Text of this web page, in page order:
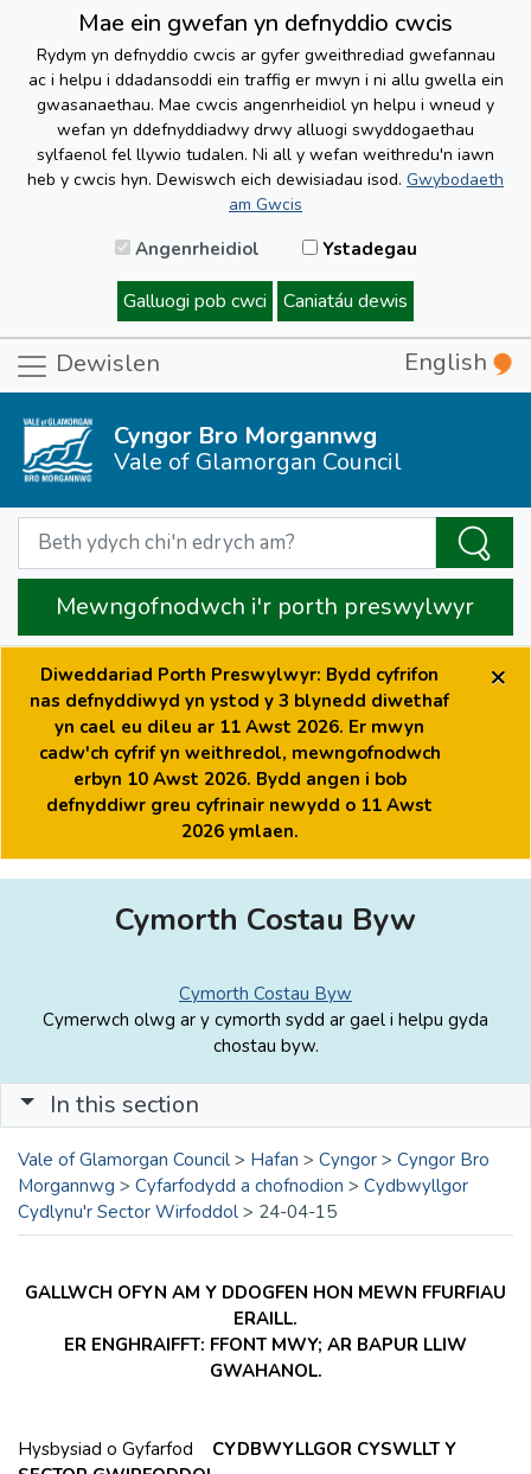
Mae ein gwefan yn defnyddio cwcis
Rydym yn defnyddio cwcis ar gyfer gweithrediad gwefannau
ac i helpu i ddadansoddi ein traffig er mwyn i ni allu gwella ein
gwasanaethau. Mae cwcis angenrheidiol yn helpu i wneud y
wefan yn ddefnyddiadwy drwy alluogi swyddogaethau
sylfaenol fel llywio tudalen. Ni all y wefan weithredu'n iawn
heb y cwcis hyn. Dewiswch eich dewisiadau isod. Gwybodaeth
am Gwcis
Angenrheidiol Ystadegau
Galluogi pob cwci Caniatáu dewis
Dewislen English
Cyngor Bro Morgannwg
Vale of Glamorgan Council
Mewngofnodwch i'r porth preswylwyr
Diweddariad Porth Preswylwyr: Bydd cyfrifon
nas defnyddiwyd yn ystod y 3 blynedd diwethaf
yn cael eu dileu ar 11 Awst 2026. Er mwyn
cadw'ch cyfrif yn weithredol, mewngofnodwch
erbyn 10 Awst 2026. Bydd angen i bob
defnyddiwr greu cyfrinair newydd o 11 Awst
2026 ymlaen.
×
Cymorth Costau Byw
Cymorth Costau Byw
Cymerwch olwg ar y cymorth sydd ar gael i helpu gyda
chostau byw.
In this section
Vale of Glamorgan Council > Hafan > Cyngor > Cyngor Bro
Morgannwg > Cyfarfodydd a chofnodion > Cydbwyllgor
Cydlynu'r Sector Wirfoddol > 24-04-15
GALLWCH OFYN AM Y DDOGFEN HON MEWN FFURFIAU
ERAILL.
ER ENGHRAIFFT: FFONT MWY; AR BAPUR LLIW
GWAHANOL.
Hysbysiad o Gyfarfod
CYDBWYLLGOR CYSWLLT Y